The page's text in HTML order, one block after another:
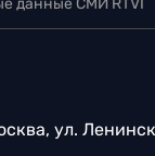
данные СМИ RTVI
ул.